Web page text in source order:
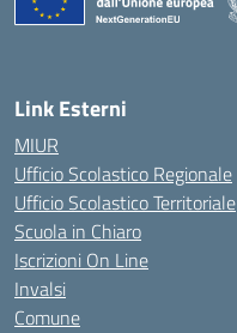
Link Esterni
MIUR
Ufficio Scolastico Regionale
Ufficio Scolastico Territoriale
Scuola in Chiaro
Iscrizioni On Line
Invalsi
Comune